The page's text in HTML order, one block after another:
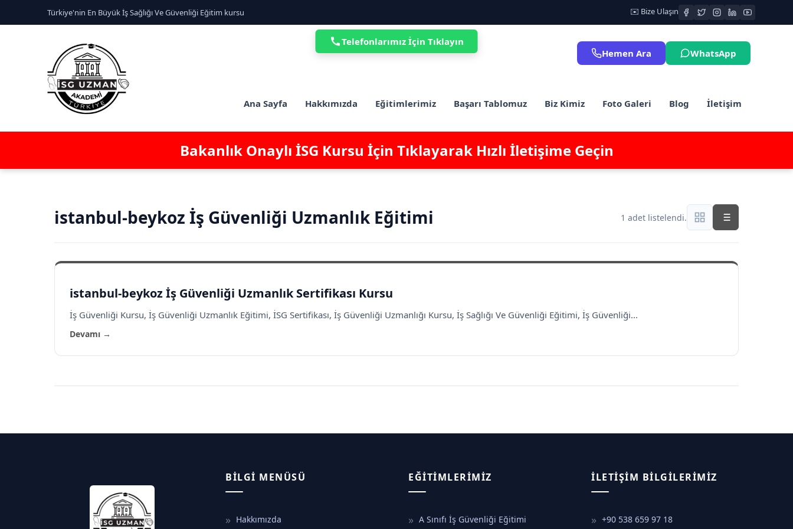
Türkiye'nin En Büyük İş Sağlığı Ve Güvenliği Eğitim kursu ✉️ Bize Ulaşın
Ana Sayfa Hakkımızda Eğitimlerimiz Başarı Tablomuz Biz Kimiz Foto Galeri Blog İletişim
Hemen Ara WhatsApp
Bakanlık Onaylı İSG Kursu İçin Tıklayarak Hızlı İletişime Geçin
istanbul-beykoz İş Güvenliği Uzmanlık Eğitimi 1 adet listelendi.
istanbul-beykoz İş Güvenliği Uzmanlık Sertifikası Kursu
İş Güvenliği Kursu, İş Güvenliği Uzmanlık Eğitimi, İSG Sertifikası, İş Güvenliği Uzmanlığı Kursu, İş Sağlığı Ve Güvenliği Eğitimi, İş Güvenliği...
Devamı →
Telefonlarımız İçin Tıklayın
BILGI MENÜSÜ
Hakkımızda
EĞITIMLERIMIZ
A Sınıfı İş Güvenliği Eğitimi
İLETIŞIM BILGILERIMIZ
+90 538 659 97 18